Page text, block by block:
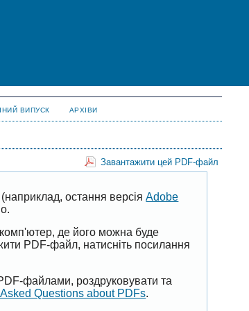
ВИПУСК АРХІВИ
Завантажити цей PDF-файл
остання версіяAdobe
де його можна буде
PDF-файл, натисніть посилання
файлами, роздруковувати та
Questions about PDFs.